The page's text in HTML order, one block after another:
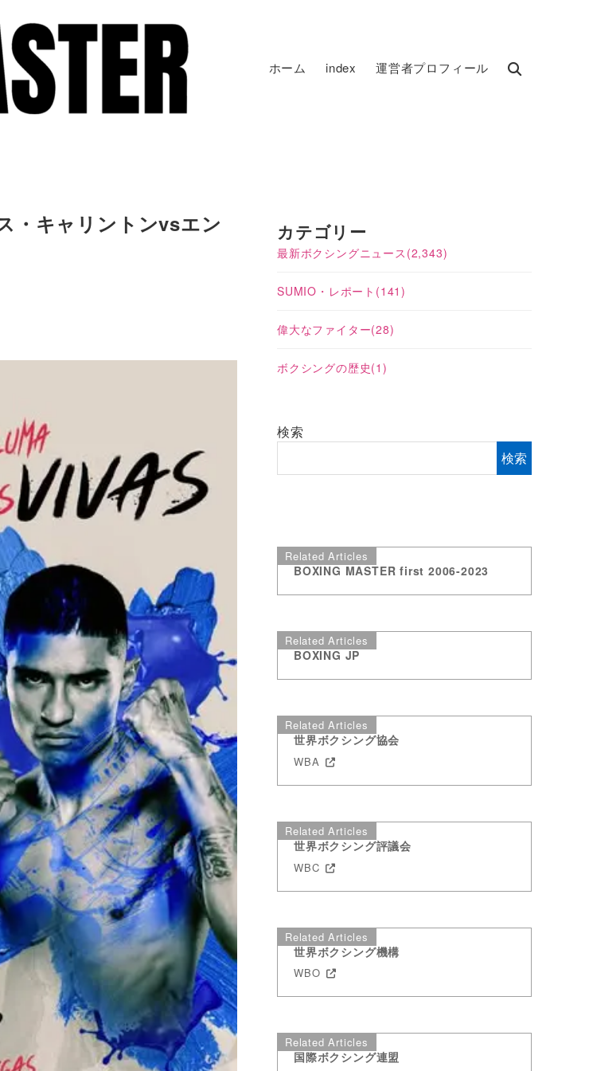
ホーム index 運営者プロフィール
・キャリントンvsエン
カテゴリー
最新ボクシングニュース (2,343)
SUMIO・レポート (141)
偉大なファイター(28)
ボクシングの歴史(1)
検索
検索
Related Articles
BOXING MASTER first 2006-2023
Related Articles
BOXING JP
Related Articles
世界ボクシング協会
WBA
Related Articles
世界ボクシング評議会
WBC
Related Articles
世界ボクシング機構
WBO
Related Articles
国際ボクシング連盟